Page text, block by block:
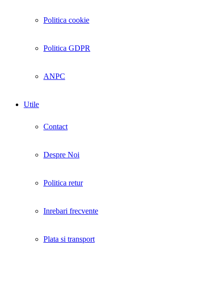
Politica cookie
Politica GDPR
ANPC
Utile
Contact
Despre Noi
Politica retur
Inrebari frecvente
Plata si transport